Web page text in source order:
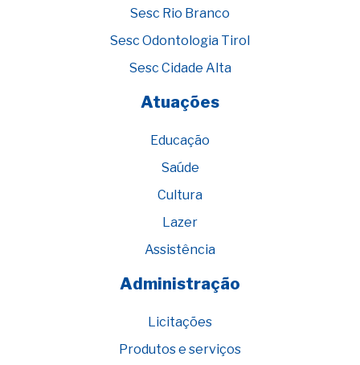
Sesc Rio Branco
Sesc Odontologia Tirol
Sesc Cidade Alta
Atuações
Educação
Saúde
Cultura
Lazer
Assistência
Administração
Licitações
Produtos e serviços